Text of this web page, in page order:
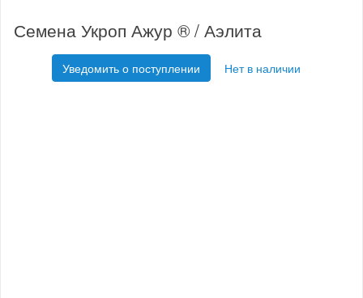
Семена Укроп Ажур ® / Аэлита
Уведомить о поступлении Нет в наличии